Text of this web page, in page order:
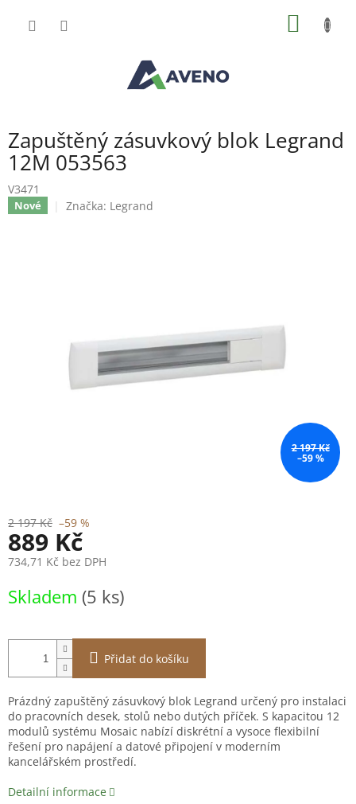
Zapuštěný zásuvkový blok Legrand
12M 053563
V3471
Nové Značka: Legrand
2 197 Kč
–59 %
2 197 Kč –59 %
889 Kč
734,71 Kč bez DPH
cena:
Skladem (5 ks)
Přidat do košíku
Prázdný zapuštěný zásuvkový blok Legrand určený pro instalaci
do pracovních desek, stolů nebo dutých příček. S kapacitou 12
modulů systému Mosaic nabízí diskrétní a vysoce flexibilní
řešení pro napájení a datové připojení v moderním
kancelářském prostředí.
Detailní informace